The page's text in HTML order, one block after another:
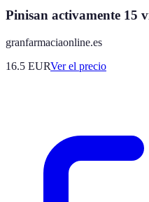
Pinisan activamente 15
granfarmaciaonline.es
16.5 EURVer el precio